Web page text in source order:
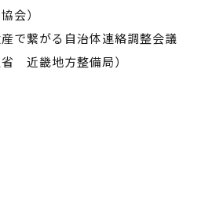
会）
で繋がる自治体連絡調整会議
近畿地方整備局）